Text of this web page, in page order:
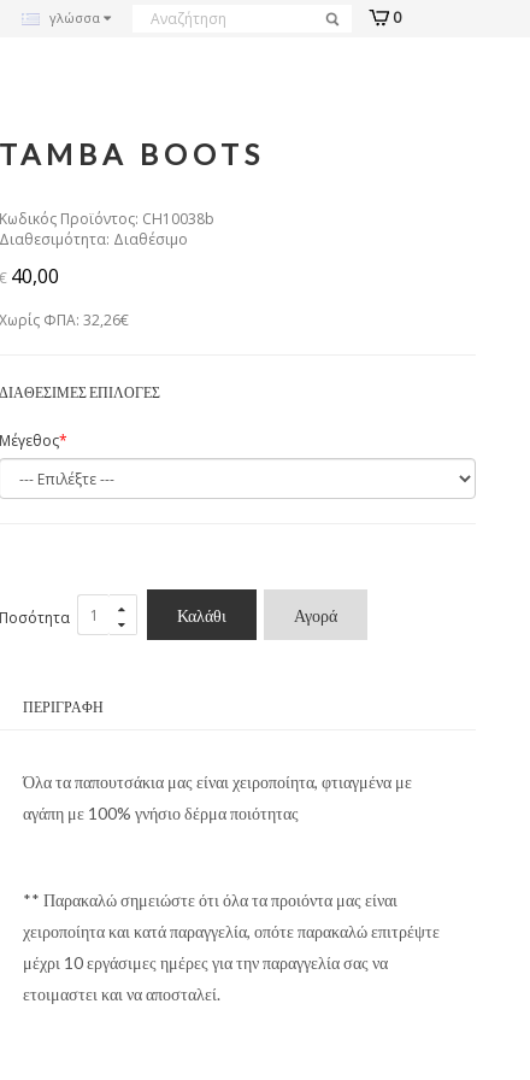
0
γλώσσα
TAMBA BOOTS
Κωδικός Προϊόντος: CH10038b
Διαθεσιμότητα: Διαθέσιμο
€ 40,00
Χωρίς ΦΠΑ: 32,26€
ΔΙΑΘΈΣΙΜΕΣ ΕΠΙΛΟΓΈΣ
Μέγεθος
Ποσότητα Καλάθι Αγορά
ΠΕΡΙΓΡΑΦΉ
Όλα τα παπουτσάκια μας είναι χειροποίητα, φτιαγμένα με
αγάπη με 100% γνήσιο δέρμα ποιότητας
** Παρακαλώ σημειώστε ότι όλα τα προιόντα μας είναι
χειροποίητα και κατά παραγγελία, οπότε παρακαλώ επιτρέψτε
μέχρι 10 εργάσιμες ημέρες για την παραγγελία σας να
ετοιμαστει και να αποσταλεί.